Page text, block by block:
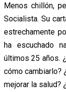
Menos chillón,
Socialista. Su
estrechamente
ha escuchado
últimos 25 años.
cómo cambiarlo?
mejorar la salud?